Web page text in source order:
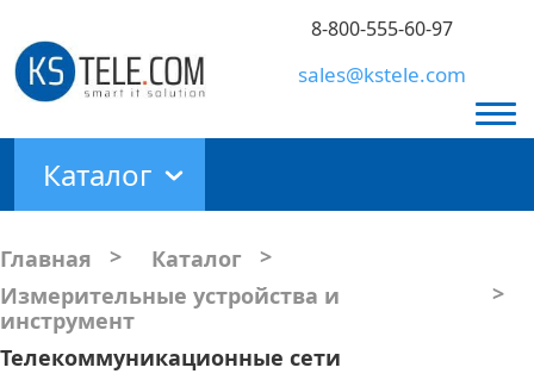
8-800-555-60-97
sales@kstele.com
Каталог
Главная > Каталог
>
Измерительные устройства и
инструмент
>
Телекоммуникационные сети